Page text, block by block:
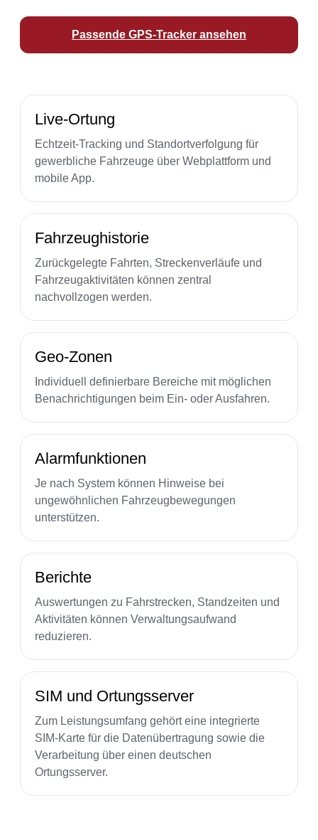
Passende GPS-Tracker ansehen
Live-Ortung
Echtzeit-Tracking und Standortverfolgung für
gewerbliche Fahrzeuge über Webplattform und
mobile App.
Fahrzeughistorie
Zurückgelegte Fahrten, Streckenverläufe und
Fahrzeugaktivitäten können zentral
nachvollzogen werden.
Geo-Zonen
Individuell definierbare Bereiche mit möglichen
Benachrichtigungen beim Ein- oder Ausfahren.
Alarmfunktionen
Je nach System können Hinweise bei
ungewöhnlichen Fahrzeugbewegungen
unterstützen.
Berichte
Auswertungen zu Fahrstrecken, Standzeiten und
Aktivitäten können Verwaltungsaufwand
reduzieren.
SIM und Ortungsserver
Zum Leistungsumfang gehört eine integrierte
SIM-Karte für die Datenübertragung sowie die
Verarbeitung über einen deutschen
Ortungsserver.